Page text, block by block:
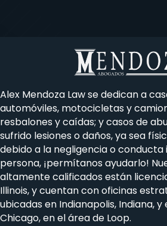
Alex Mendoza Law sededican a
automóviles, motocicletas y
resbalones y caídas; y casos de
sufrido lesiones o daños, ya sea
debido a la negligencia o
persona, ¡permítanos ayudarlo!
altamente calificados están
Illinois, y cuentan con oficinas
ubicadas en Indianapolis, Indiana,
Chicago, en el área de Loop.